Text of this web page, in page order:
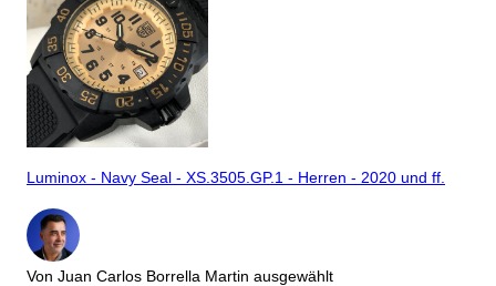
Luminox - Navy Seal - XS.3505.GP.1 - Herren - 2020 und ff.
Von Juan Carlos Borrella Martin ausgewählt